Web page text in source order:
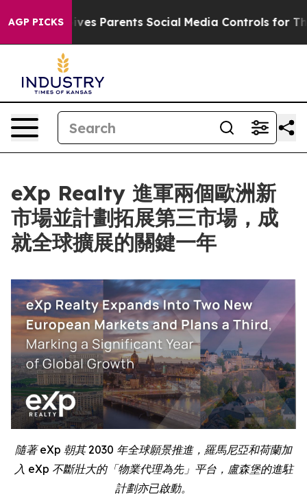
AGP PICKS
Gives Parents Social Media Controls for Their
eXp Realty 進軍兩個歐洲新
市場並計劃拓展第三市場，成
就全球擴展的關鍵一年
隨著 eXp 朝其 2030 年全球願景推進，羅馬尼亞和荷蘭加
入 eXp 不斷壯大的「物業代理為先」平台，盧森堡的進駐
計劃亦已啟動。